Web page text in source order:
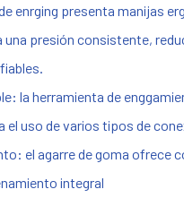
enrging presenta manijas
presión consistente,
la herramienta de
el uso de varios tipos de
el agarre de goma ofrece
integral